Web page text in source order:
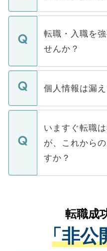
ます。通常、5営
いただきますの
マイナビ
うち約3割は、
けない「非公開
下記の理由によ
ません。
■応募殺到を避
関を公にしてし
に、医療機関が
みを人材紹介会
ています。
転職・入職を
せんか？
転職・入職を強
ん。また、仮に
定を承諾する必
の辞退の連絡は
個人情報は漏
個人情報が漏え
で、ご安心くだ
などで収集した
ご本人のキャリ
支援を目的に使
ているすべての
は、個人情報の
管理基準を満た
る、プライバシ
いますぐ転職
が、これから
すか？
かがいして、現
経験をまじえな
させていただき
ない方には、長
転職成
「非公